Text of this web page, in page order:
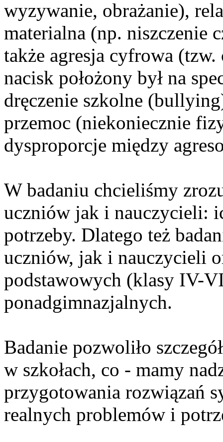
wyzywanie, obrażanie),
materialna (np. niszczenie
także agresja cyfrowa
nacisk położony był na
dręczenie szkolne
przemoc (niekoniecznie
dysproporcje między
W badaniu chcieliśmy
uczniów jak i nauczycieli:
potrzeby. Dlatego też
uczniów, jak i nauczycieli
podstawowych (klasy IV-
ponadgimnazjalnych.
Badanie pozwoliło
w szkołach, co - mamy
przygotowania rozwiązań
realnych problemów i